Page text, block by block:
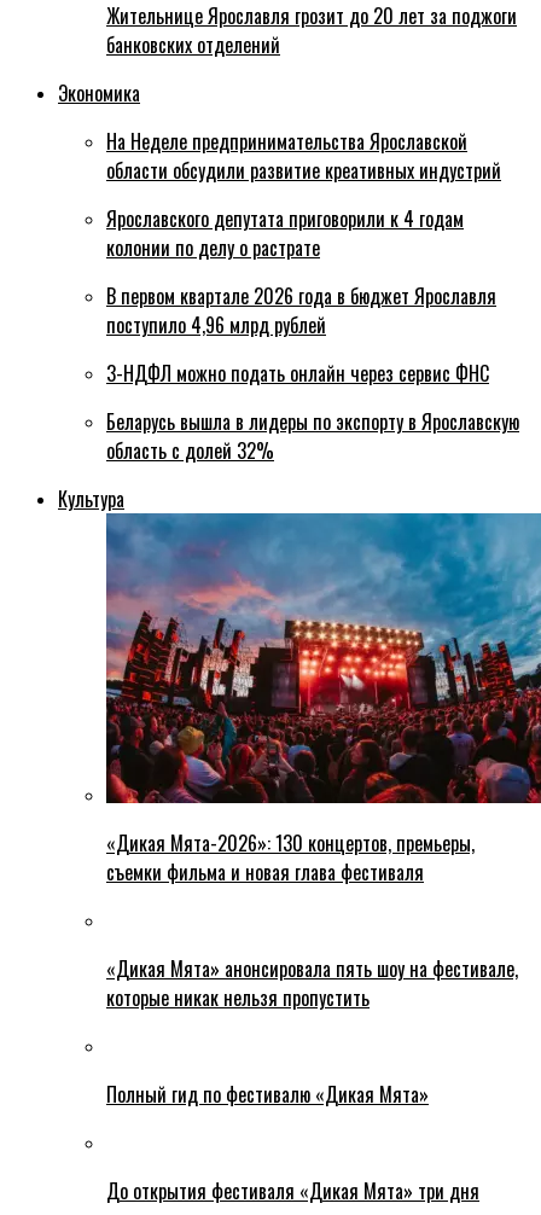
Жительнице Ярославля грозит до 20 лет за поджоги
банковских отделений
Экономика
На Неделе предпринимательства Ярославской
области обсудили развитие креативных индустрий
Ярославского депутата приговорили к 4 годам
колонии по делу о растрате
В первом квартале 2026 года в бюджет Ярославля
поступило 4,96 млрд рублей
3-НДФЛ можно подать онлайн через сервис ФНС
Беларусь вышла в лидеры по экспорту в Ярославскую
область с долей 32%
Культура
«Дикая Мята-2026»: 130 концертов, премьеры,
съемки фильма и новая глава фестиваля
«Дикая Мята» анонсировала пять шоу на фестивале,
которые никак нельзя пропустить
Полный гид по фестивалю «Дикая Мята»
До открытия фестиваля «Дикая Мята» три дня